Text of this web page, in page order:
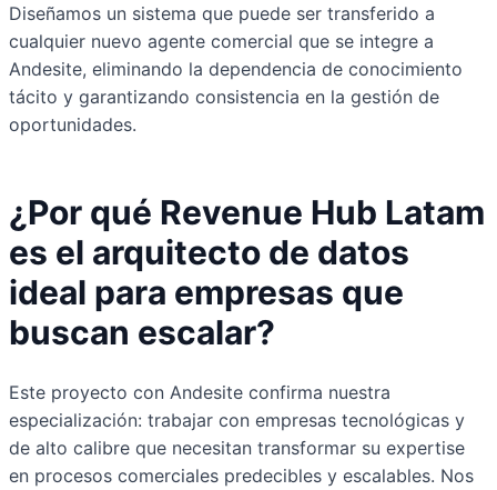
Diseñamos un sistema que puede ser transferido a
cualquier nuevo agente comercial que se integre a
Andesite, eliminando la dependencia de conocimiento
tácito y garantizando consistencia en la gestión de
oportunidades.
¿Por qué Revenue Hub Latam
es el arquitecto de datos
ideal para empresas que
buscan escalar?
Este proyecto con Andesite confirma nuestra
especialización: trabajar con empresas tecnológicas y
de alto calibre que necesitan transformar su expertise
en procesos comerciales predecibles y escalables. Nos